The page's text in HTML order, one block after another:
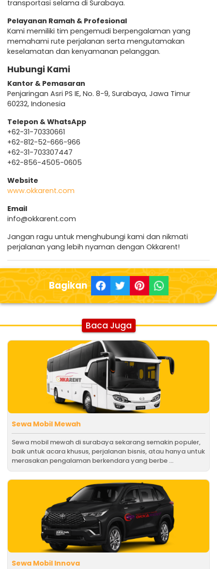
transportasi selama di Surabaya.
Pelayanan Ramah & Profesional
Kami memiliki tim pengemudi berpengalaman yang
memahami rute perjalanan serta mengutamakan
keselamatan dan kenyamanan pelanggan.
Hubungi Kami
Kantor & Pemasaran
Penjaringan Asri PS IE, No. 8-9, Surabaya, Jawa Timur
60232, Indonesia
Telepon & WhatsApp
+62-31-70330661
+62-812-52-666-966
+62-31-703307447
+62-856-4505-0605
Website
www.okkarent.com
Email
info@okkarent.com
Jangan ragu untuk menghubungi kami dan nikmati
perjalanan yang lebih nyaman dengan Okkarent!
Bagikan
Baca Juga
Sewa Mobil Mewah
Sewa mobil mewah di surabaya sekarang semakin populer,
baik untuk acara khusus, perjalanan bisnis, atau hanya untuk
merasakan pengalaman berkendara yang berbe ...
Sewa Mobil Innova